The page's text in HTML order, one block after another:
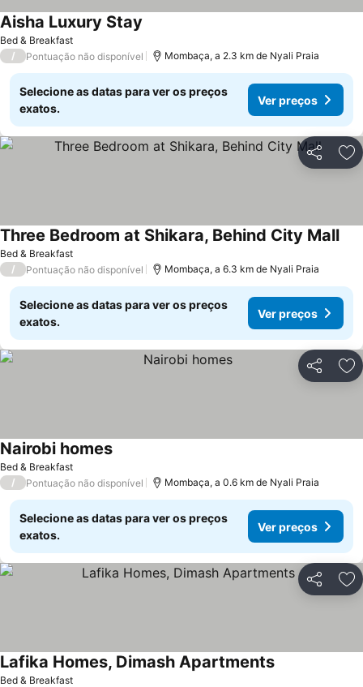
Bed & Breakfast
Aisha Luxury Stay
/ Pontuação não disponível Mombaça, a 2.3 km de Nyali Praia
Selecione as datas para ver os preços
exatos.
Ver preços
Partilhar
Bed & Breakfast
Three Bedroom at Shikara, Behind City Mall
/ Pontuação não disponível Mombaça, a 6.3 km de Nyali Praia
Selecione as datas para ver os preços
exatos.
Ver preços
Partilhar
Bed & Breakfast
Nairobi homes
/ Pontuação não disponível Mombaça, a 0.6 km de Nyali Praia
Selecione as datas para ver os preços
exatos.
Ver preços
Partilhar
Bed & Breakfast
Lafika Homes, Dimash Apartments